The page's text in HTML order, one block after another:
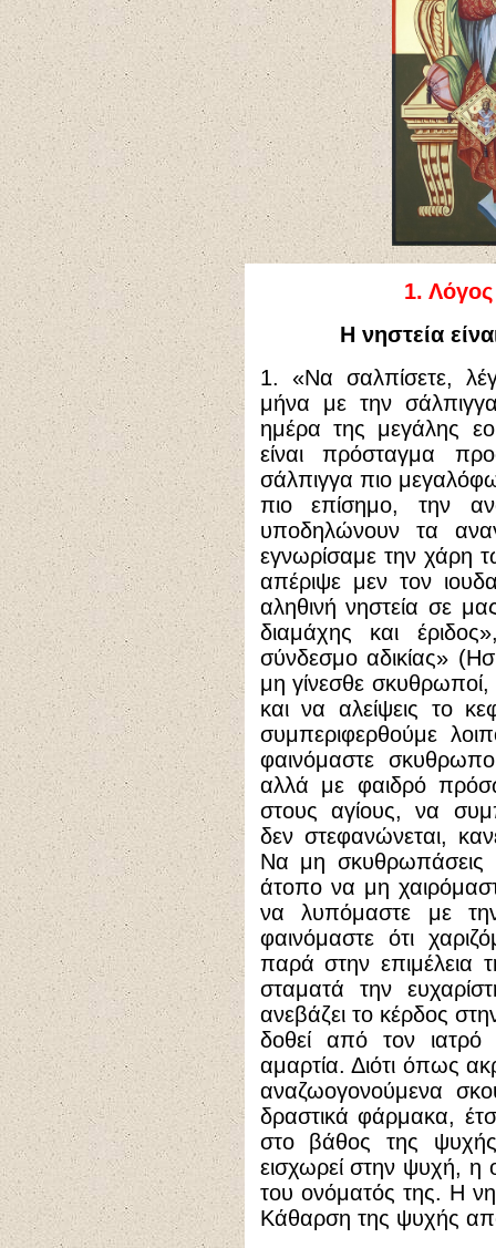
1.
Η νηστεία
1. «Να σαλπίσετε,
μήνα με την
ημέρα της μεγάλης
είναι πρόσταγμα
σάλπιγγα πιο
πιο επίσημο, την
υποδηλώνουν τα
εγνωρίσαμε την χάρη
απέριψε μεν τον
αληθινή νηστεία σε
διαμάχης και
σύνδεσμο αδικίας»
μη γίνεσθε
και να αλείψεις το
συμπεριφερθούμε
φαινόμαστε
αλλά με φαιδρό
στους αγίους, να
δεν στεφανώνεται,
Να μη σκυθρωπάσεις
άτοπο να μη
να λυπόμαστε με
φαινόμαστε ότι
παρά στην επιμέλεια
σταματά την
ανεβάζει το κέρδος
δοθεί από τον
αμαρτία. Διότι όπως
αναζωογονούμενα
δραστικά φάρμακα,
στο βάθος της
εισχωρεί στην ψυχή, η
του ονόματός της. Η
Κάθαρση της ψυχής